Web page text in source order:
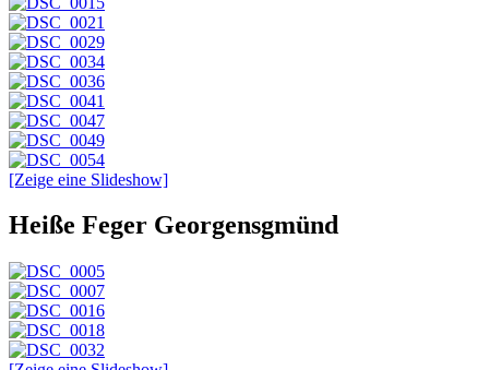
[Zeige eine Slideshow]
Heiße Feger Georgensgmünd